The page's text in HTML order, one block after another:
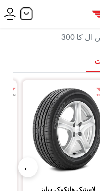
ال کا 300
←
لاستیک هانکوک سایز